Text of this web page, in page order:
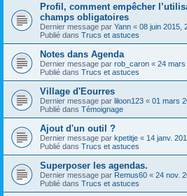
Profil, comment empêcher
champs obligatoires
Dernier message par Yann « 08 juin 2015,
Publié dans Trucs et astuces
Notes dans Agenda
Dernier message par rob_caron « 24 mars
Publié dans Trucs et astuces
Village d'Eourres
Dernier message par liloon123 « 01 mars
Publié dans Témoignage
Ajout d'un outil ?
Dernier message par kpetitje « 14 janv.
Publié dans Trucs et astuces
Superposer les agendas.
Dernier message par Remus60 « 24 nov.
Publié dans Trucs et astuces